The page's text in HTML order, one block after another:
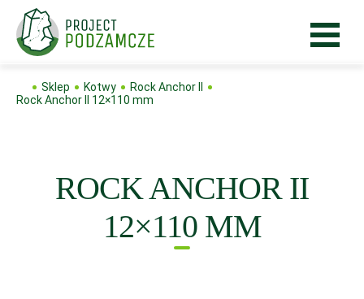
Sklep Kotwy
Rock Anchor II
Rock Anchor II 12×110 mm
ROCK ANCHOR II
12×110 MM